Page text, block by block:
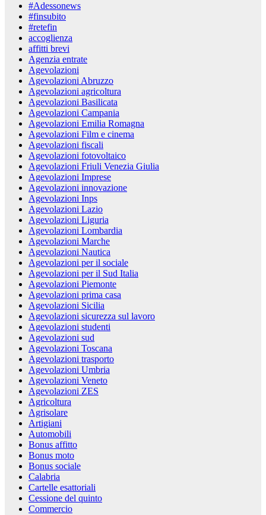
#Adessonews
#finsubito
#retefin
accoglienza
affitti brevi
Agenzia entrate
Agevolazioni
Agevolazioni Abruzzo
Agevolazioni agricoltura
Agevolazioni Basilicata
Agevolazioni Campania
Agevolazioni Emilia Romagna
Agevolazioni Film e cinema
Agevolazioni fiscali
Agevolazioni fotovoltaico
Agevolazioni Friuli Venezia Giulia
Agevolazioni Imprese
Agevolazioni innovazione
Agevolazioni Inps
Agevolazioni Lazio
Agevolazioni Liguria
Agevolazioni Lombardia
Agevolazioni Marche
Agevolazioni Nautica
Agevolazioni per il sociale
Agevolazioni per il Sud Italia
Agevolazioni Piemonte
Agevolazioni prima casa
Agevolazioni Sicilia
Agevolazioni sicurezza sul lavoro
Agevolazioni studenti
Agevolazioni sud
Agevolazioni Toscana
Agevolazioni trasporto
Agevolazioni Umbria
Agevolazioni Veneto
Agevolazioni ZES
Agricoltura
Agrisolare
Artigiani
Automobili
Bonus affitto
Bonus moto
Bonus sociale
Calabria
Cartelle esattoriali
Cessione del quinto
Commercio